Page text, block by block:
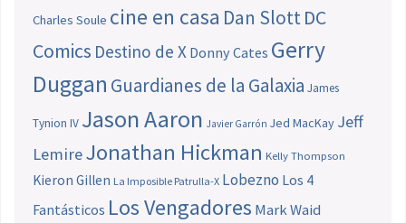
Charles Soule cine en casa Dan SlottDC
Comics Destino de X Donny Cates Gerry
Duggan Guardianes de la Galaxia James
Tynion IV Jason Aaron Javier Garrón Jed MacKay Jeff
LemireJonathan Hickman Kelly Thompson
Kieron Gillen La Imposible Patrulla-X Lobezno Los 4
Fantásticos Los Vengadores Mark Waid